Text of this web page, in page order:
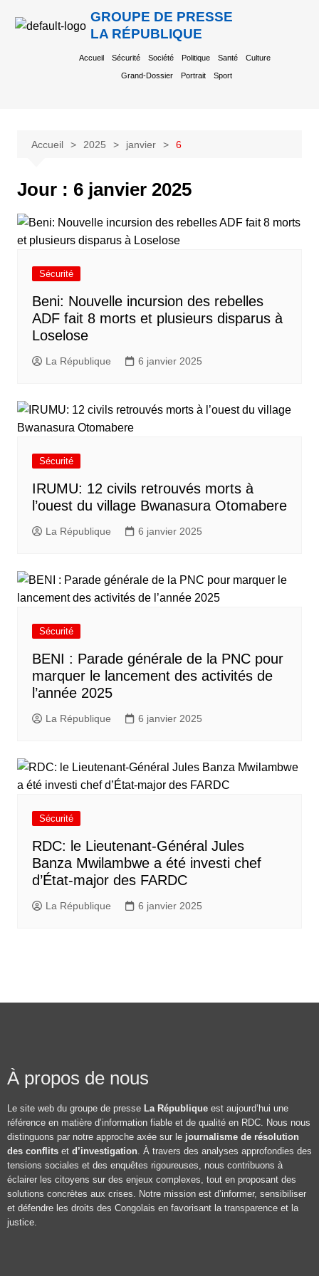
GROUPE DE PRESSE
LA RÉPUBLIQUE
Accueil Sécurité Société Politique Santé Culture
Grand-Dossier Portrait Sport
Accueil 2025 janvier 6
Jour : 6 janvier 2025
Sécurité
Beni: Nouvelle incursion des rebelles
ADF fait 8 morts et plusieurs disparus à
Loselose
La République 6 janvier 2025
Sécurité
IRUMU: 12 civils retrouvés morts à
l’ouest du village Bwanasura Otomabere
La République 6 janvier 2025
Sécurité
BENI : Parade générale de la PNC pour
marquer le lancement des activités de
l’année 2025
La République 6 janvier 2025
Sécurité
RDC: le Lieutenant-Général Jules
Banza Mwilambwe a été investi chef
d’État-major des FARDC
La République 6 janvier 2025
À propos de nous
Le site web du groupe de presse La République est aujourd’hui une
référence en matière d’information fiable et de qualité en RDC. Nous nous
distinguons par notre approche axée sur le journalisme de résolution
des conflits et d’investigation. À travers des analyses approfondies des
tensions sociales et des enquêtes rigoureuses, nous contribuons à
éclairer les citoyens sur des enjeux complexes, tout en proposant des
solutions concrètes aux crises. Notre mission est d’informer, sensibiliser
et défendre les droits des Congolais en favorisant la transparence et la
justice.